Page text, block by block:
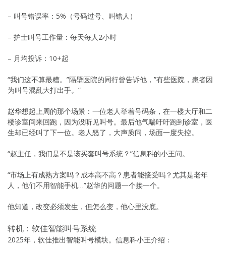
– 叫号错误率：5%（号码过号、叫错人）
– 护士叫号工作量：每天每人2小时
– 月均投诉：10+起
“我们这不算最糟。”隔壁医院的同行曾告诉他，”有些医院，患者因
为叫号混乱大打出手。”
赵华想起上周的那个场景：一位老人举着号码条，在一楼大厅和二
楼诊室间来回跑，因为没听见叫号。最后他气喘吁吁跑到诊室，医
生却已经叫了下一位。老人怒了，大声质问，场面一度失控。
“赵主任，我们是不是该买套叫号系统？”信息科的小王问。
“市场上有成熟方案吗？成本高不高？患者能接受吗？尤其是老年
人，他们不用智能手机…”赵华的问题一个接一个。
他知道，改变必须发生，但怎么变，他心里没底。
转机：软佳智能叫号系统
2025年，软佳推出智能叫号模块。信息科小王介绍：